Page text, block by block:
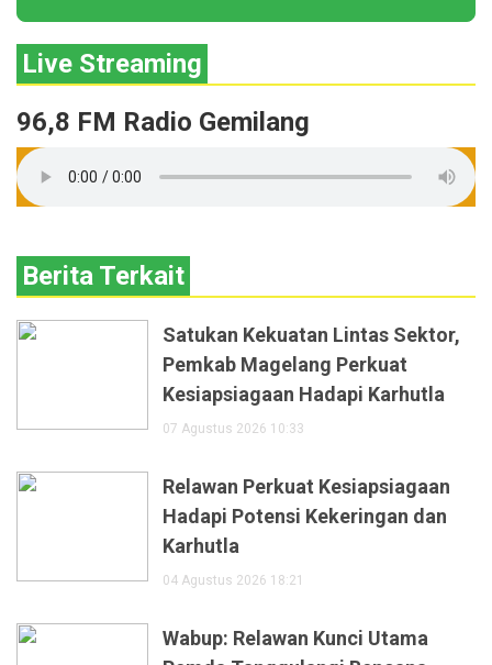
Live Streaming
96,8 FM Radio Gemilang
Berita Terkait
Satukan Kekuatan Lintas Sektor,
Pemkab Magelang Perkuat
Kesiapsiagaan Hadapi Karhutla
07 Agustus 2026 10:33
Relawan Perkuat Kesiapsiagaan
Hadapi Potensi Kekeringan dan
Karhutla
04 Agustus 2026 18:21
Wabup: Relawan Kunci Utama